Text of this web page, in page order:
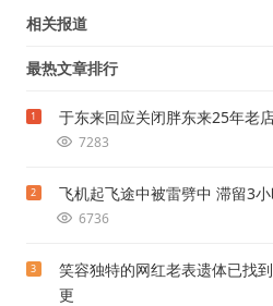
相关报道
最热文章排行
1 于东来回应关闭胖东来25年老
7283
2 飞机起飞途中被雷劈中 滞留3
6736
3
笑容独特的网红老表遗体已找
更